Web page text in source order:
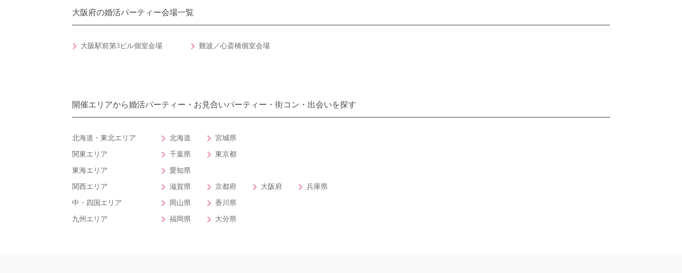
大阪府の婚活パーティー会場一覧
大阪駅前第3ビル個室会場 難波／心斎橋個室会場
開催エリアから婚活パーティー・お見合いパーティー・街コン・出会いを探す
北海道・東北エリア 北海道 宮城県
関東エリア 千葉県 東京都
東海エリア 愛知県
関西エリア 滋賀県 京都府 大阪府 兵庫県
中・四国エリア 岡山県 香川県
九州エリア 福岡県 大分県